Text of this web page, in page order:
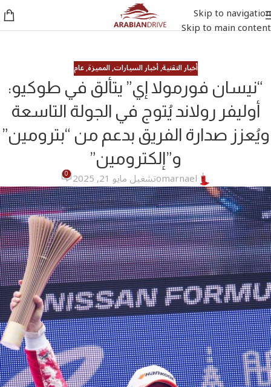
Skip to navigation
Skip to main content
أخبار التقنية,أخبار السيارات,المميزة,عام
“نيسان فورمولا إي” يتألق في طوكيو:
أوليفر رولاند يُتوج في الجولة التاسعة
ويُعزز صدارة الفريق بدعم من “بترومين”
و”إلكترومين”
omarnaelتشغيل مايو 21, 2025 0